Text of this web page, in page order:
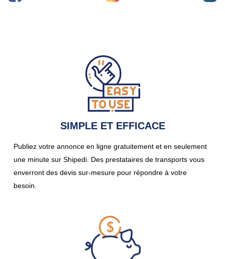
SIMPLE ET EFFICACE
Publiez votre annonce en ligne gratuitement et en seulement
une minute sur Shipedi. Des prestataires de transports vous
enverront des devis sur-mesure pour répondre à votre
besoin.